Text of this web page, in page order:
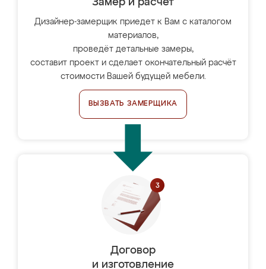
Замер и расчет
Дизайнер-замерщик приедет к Вам с каталогом
материалов,
проведёт детальные замеры,
составит проект и сделает окончательный расчёт
стоимости Вашей будущей мебели.
ВЫЗВАТЬ ЗАМЕРЩИКА
Договор
и изготовление